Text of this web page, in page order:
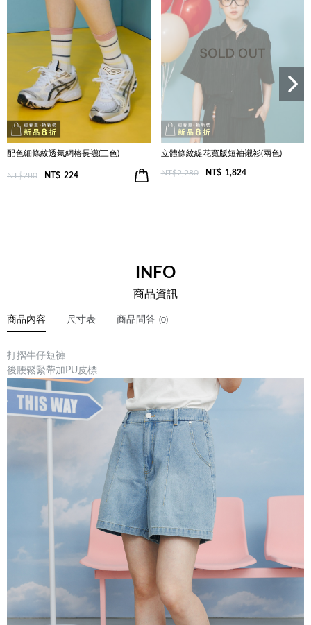
配色細條紋透氣網格長襪(三色)
NT$280 NT$ 224
立體條紋緹花寬版短袖襯衫(兩色)
NT$2,280 NT$ 1,824
INFO
商品資訊
商品內容 尺寸表 商品問答 (0)
打摺牛仔短褲
後腰鬆緊帶加PU皮標